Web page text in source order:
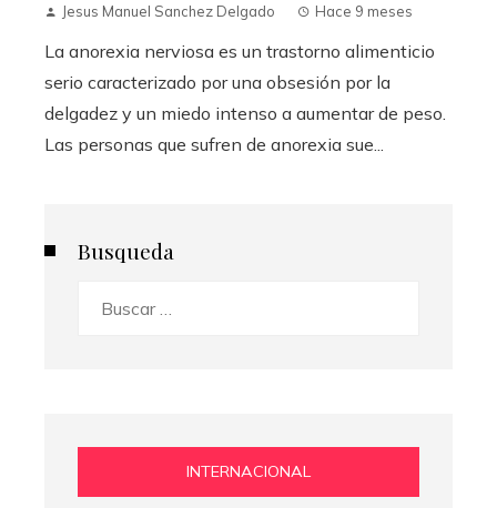
Jesus Manuel Sanchez Delgado Hace 9 meses
La anorexia nerviosa es un trastorno alimenticio
serio caracterizado por una obsesión por la
delgadez y un miedo intenso a aumentar de peso.
Las personas que sufren de anorexia sue...
Busqueda
INTERNACIONAL